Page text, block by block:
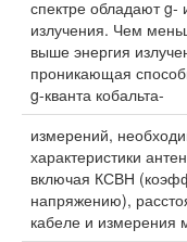
спектре обладают g-
излучения. Чем
выше энергия
проникающая
g-кванта кобальта-
измерений,
характеристики
включая КСВН
напряжению),
кабеле и измерения